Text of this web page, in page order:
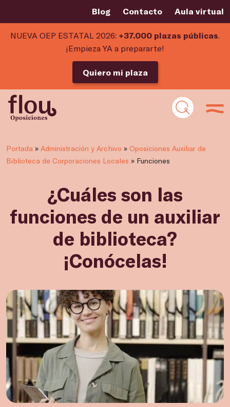
Blog Contacto Aula virtual
NUEVA OEP ESTATAL 2026: +37.000 plazas públicas.
¡Empieza YA a prepararte!
Quiero mi plaza
Portada » Administración y Archivo » Oposiciones Auxiliar de
Biblioteca de Corporaciones Locales » Funciones
¿Cuáles son las
funciones de un auxiliar
de biblioteca?
¡Conócelas!